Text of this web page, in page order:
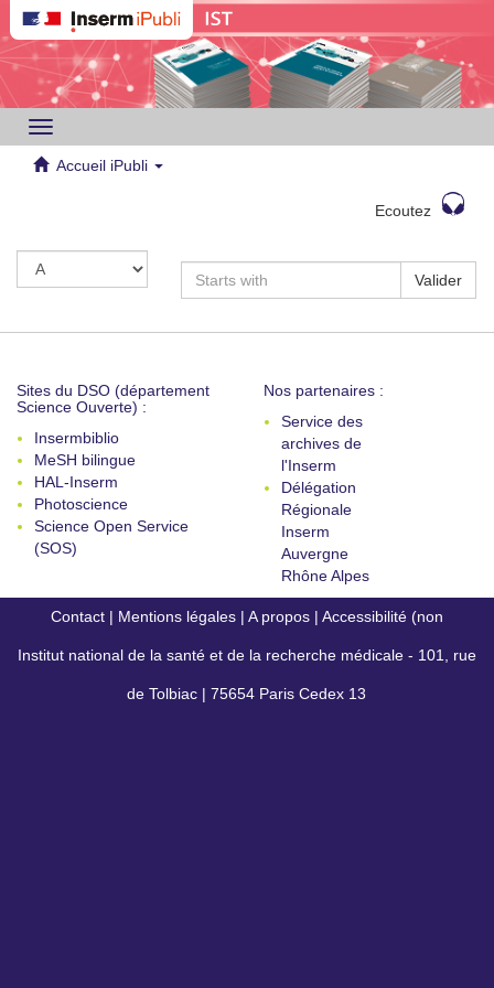
Toggle
navigation
Accueil iPubli
Ecoutez
Valider
Sites du DSO (département
Science Ouverte) :
Insermbiblio
MeSH bilingue
HAL-Inserm
Photoscience
Science Open Service
(SOS)
Nos partenaires :
Service des
archives de
l'Inserm
Délégation
Régionale
Inserm
Auvergne
Rhône Alpes
Contact | Mentions légales | A propos | Accessibilité (non
conforme)
Institut national de la santé et de la recherche médicale - 101, rue
de Tolbiac | 75654 Paris Cedex 13